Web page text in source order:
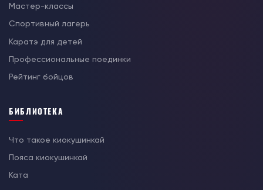
Мастер-классы
Спортивный лагерь
Каратэ для детей
Профессиональные поединки
Рейтинг бойцов
БИБЛИОТЕКА
Что такое киокушинкай
Пояса киокушинкай
Ката